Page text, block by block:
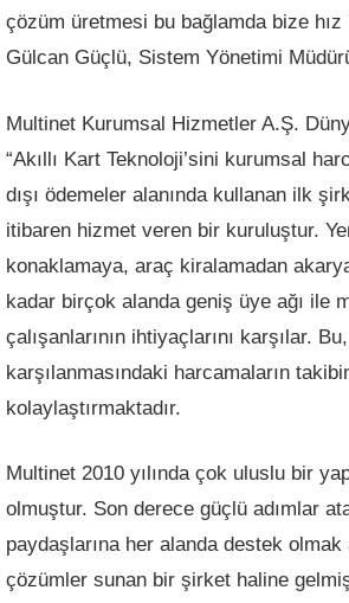
çözüm üretmesi bu bağlamda bize hız
Gülcan Güçlü, Sistem Yönetimi
Multinet Kurumsal Hizmetler A.Ş.
“Akıllı Kart Teknoloji’sini kurumsal
dışı ödemeler alanında kullanan ilk
itibaren hizmet veren bir kuruluştur.
konaklamaya, araç kiralamadan
kadar birçok alanda geniş üye ağı ile
çalışanlarının ihtiyaçlarını karşılar.
karşılanmasındaki harcamaların
kolaylaştırmaktadır.
Multinet 2010 yılında çok uluslu bir
olmuştur. Son derece güçlü adımlar
paydaşlarına her alanda destek olmak
çözümler sunan bir şirket haline